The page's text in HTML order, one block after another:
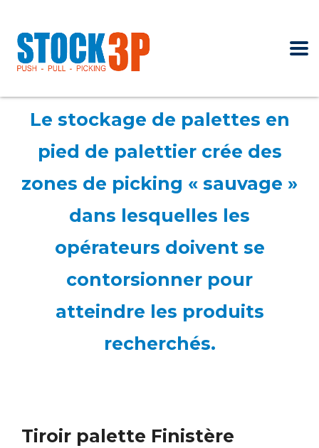
Le stockage de palettes en
pied de palettier crée des
zones de picking « sauvage »
dans lesquelles les
opérateurs doivent se
contorsionner pour
atteindre les produits
recherchés.
Tiroir palette Finistère